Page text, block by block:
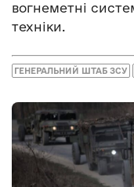
вогнеметні
техніки.
ГЕНЕРАЛЬНИЙ ШТАБ ЗСУ